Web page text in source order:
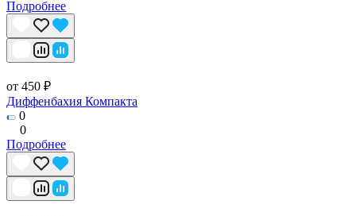
Подробнее
от 450 ₽
Диффенбахия Компакта
0
0
Подробнее